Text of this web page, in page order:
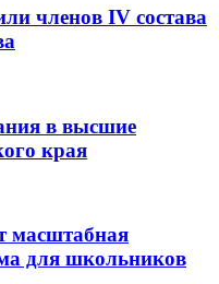
членов IV состава
в высшие
края
масштабная
для школьников